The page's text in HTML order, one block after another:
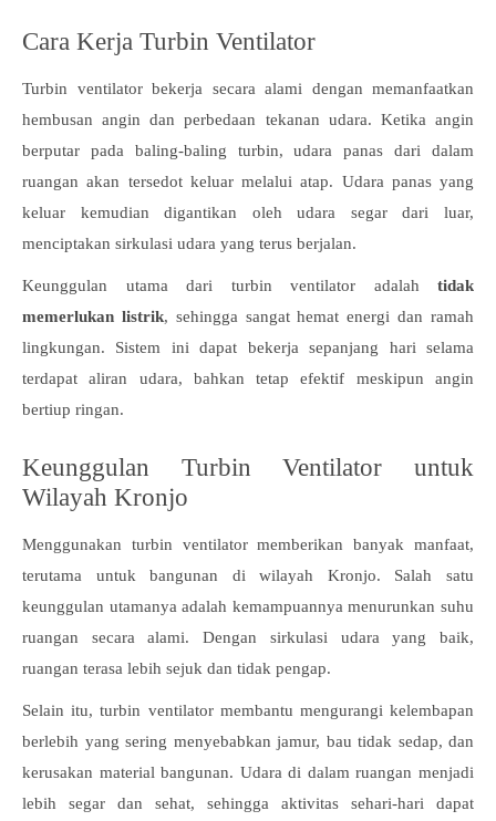
Cara Kerja Turbin Ventilator
Turbin ventilator bekerja secara alami dengan memanfaatkan
hembusan angin dan perbedaan tekanan udara. Ketika angin
berputar pada baling-baling turbin, udara panas dari dalam
ruangan akan tersedot keluar melalui atap. Udara panas yang
keluar kemudian digantikan oleh udara segar dari luar,
menciptakan sirkulasi udara yang terus berjalan.
Keunggulan utama dari turbin ventilator adalah tidak
memerlukan listrik, sehingga sangat hemat energi dan ramah
lingkungan. Sistem ini dapat bekerja sepanjang hari selama
terdapat aliran udara, bahkan tetap efektif meskipun angin
bertiup ringan.
Keunggulan Turbin Ventilator untuk
Wilayah Kronjo
Menggunakan turbin ventilator memberikan banyak manfaat,
terutama untuk bangunan di wilayah Kronjo. Salah satu
keunggulan utamanya adalah kemampuannya menurunkan suhu
ruangan secara alami. Dengan sirkulasi udara yang baik,
ruangan terasa lebih sejuk dan tidak pengap.
Selain itu, turbin ventilator membantu mengurangi kelembapan
berlebih yang sering menyebabkan jamur, bau tidak sedap, dan
kerusakan material bangunan. Udara di dalam ruangan menjadi
lebih segar dan sehat, sehingga aktivitas sehari-hari dapat